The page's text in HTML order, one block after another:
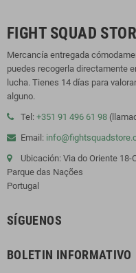
FIGHT SQUAD
Mercancía entregada
puedes recogerla directamente
lucha. Tienes 14 días para
alguno.
Tel: +351 91 496 61 98
Email:
Ubicación: Via do Oriente 18-
Parque das Nações
Portugal
SÍGUENOS
BOLETIN INFORMATIVO